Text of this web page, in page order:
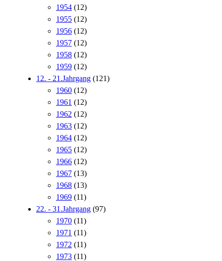
1954 (12)
1955 (12)
1956 (12)
1957 (12)
1958 (12)
1959 (12)
12. - 21.Jahrgang (121)
1960 (12)
1961 (12)
1962 (12)
1963 (12)
1964 (12)
1965 (12)
1966 (12)
1967 (13)
1968 (13)
1969 (11)
22. - 31.Jahrgang (97)
1970 (11)
1971 (11)
1972 (11)
1973 (11)